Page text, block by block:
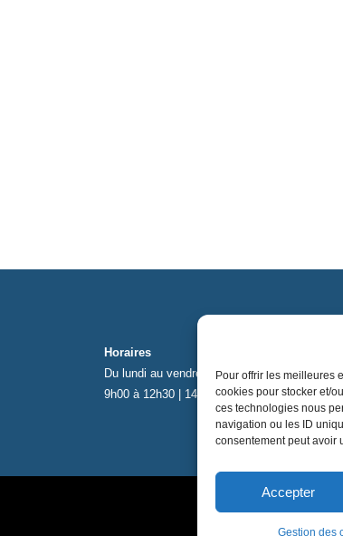
Pour offrir les meilleures
cookies pour stocker et/
ces technologies nous
navigation ou les ID
consentement peut avoir
Accepter
Gestion des
Horaires
Du lundi au vendredi
9h00 à 12h30 | 14h00 à 17h00